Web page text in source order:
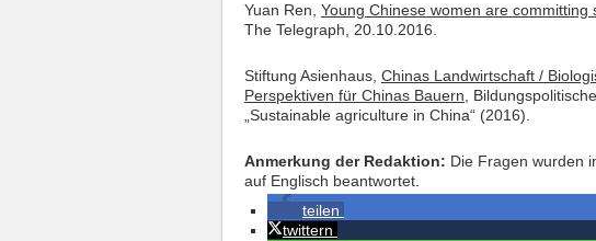
Yuan Ren, Young Chinese women are committing
The Telegraph, 20.10.2016.
Stiftung Asienhaus, Chinas Landwirtschaft /
Perspektiven für Chinas Bauern,
„Sustainable agriculture in China“ (2016).
Anmerkung der Redaktion: Die Fragen wurden
auf Englisch beantwortet.
teilen
twittern